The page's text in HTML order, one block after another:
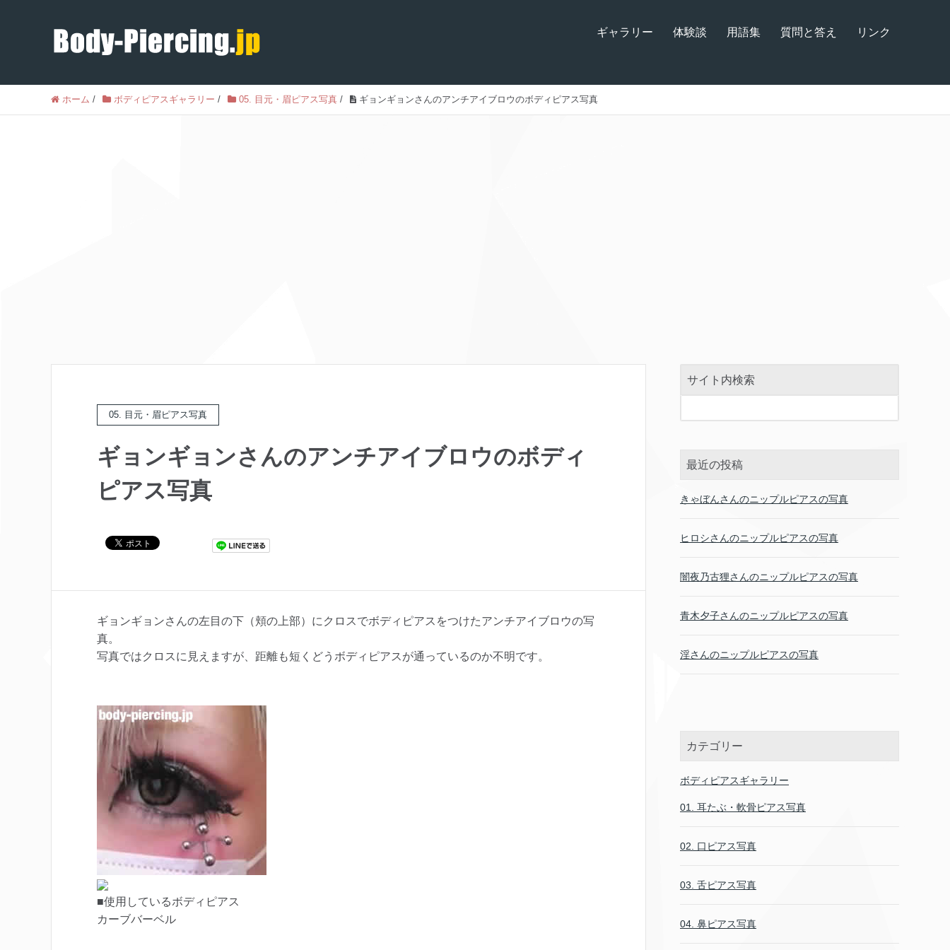
ギャラリー 体験談 用語集 質問と答え リンク
ホーム / ボディピアスギャラリー / 05. 目元・眉ピアス写真 / ギョンギョンさんのアンチアイブロウのボディピアス写真
05. 目元・眉ピアス写真
ギョンギョンさんのアンチアイブロウのボディ
ピアス写真
ギョンギョンさんの左目の下（頬の上部）にクロスでボディピアスをつけたアンチアイブロウの写
真。
写真ではクロスに見えますが、距離も短くどうボディピアスが通っているのか不明です。
■使用しているボディピアス
カーブバーベル
サイト内検索
最近の投稿
きゃぼんさんのニップルピアスの写真
ヒロシさんのニップルピアスの写真
闇夜乃古狸さんのニップルピアスの写真
青木夕子さんのニップルピアスの写真
淫さんのニップルピアスの写真
カテゴリー
ボディピアスギャラリー
01. 耳たぶ・軟骨ピアス写真
02. 口ピアス写真
03. 舌ピアス写真
04. 鼻ピアス写真